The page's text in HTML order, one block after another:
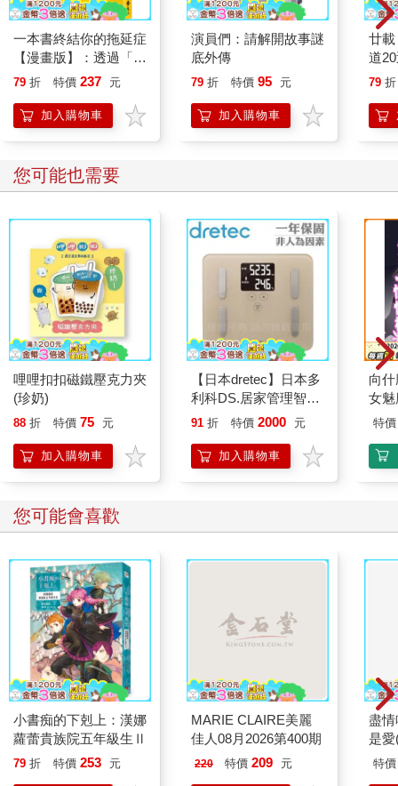
一本書終結你的拖延症
【漫畫版】：透過「小
行動」打開大腦的行動
「行動派」的37個科
學方法
79 折 特價 237 元
加入購物車
演員們：請解開故事謎
底外傳
79 折 特價 95 元
加入購物車
廿
道
79 折
您可能也需要
哩哩扣扣磁鐵壓克力夾
(珍奶)
88 折 特價 75 元
加入購物車
【日本dretec】日本多
利科DS.居家管理智能
四合一體重體脂計-摩
91 折 特價 2000 元
加入購物車
向
女
特價
您可能會喜歡
小書痴的下剋上：漢娜
蘿蕾貴族院五年級生Ⅱ
79 折 特價 253 元
MARIE CLAIRE美麗
佳人08月2026第400期
220 特價 209 元
盡
是
特價